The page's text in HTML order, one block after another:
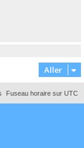
Aller
Fuseau horaire sur UTC